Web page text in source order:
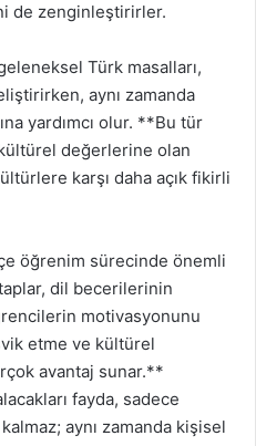
de zenginleştirirler.
Türk masalları,
aynı zamanda
yardımcı olur. **Bu tür
değerlerine olan
karşı daha açık fikirli
öğrenim sürecinde önemli
dil becerilerinin
motivasyonunu
etme ve kültürel
avantaj sunar.**
fayda, sadece
kalmaz; aynı zamanda kişisel